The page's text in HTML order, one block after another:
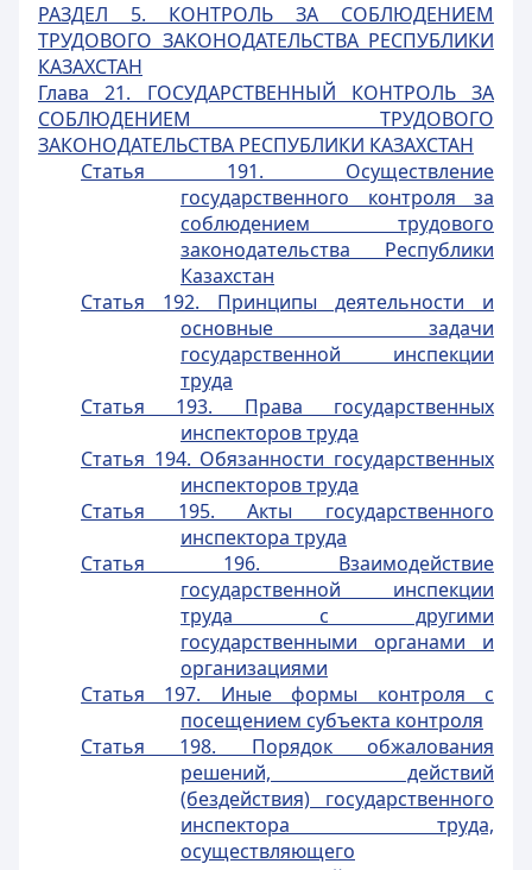
РАЗДЕЛ 5. КОНТРОЛЬ ЗА СОБЛЮДЕНИЕМ
ТРУДОВОГО ЗАКОНОДАТЕЛЬСТВА РЕСПУБЛИКИ
КАЗАХСТАН
Глава 21. ГОСУДАРСТВЕННЫЙ КОНТРОЛЬ ЗА
СОБЛЮДЕНИЕМ ТРУДОВОГО
ЗАКОНОДАТЕЛЬСТВА РЕСПУБЛИКИ КАЗАХСТАН
Статья 191. Осуществление
государственного контроля за
соблюдением трудового
законодательства Республики
Казахстан
Статья 192. Принципы деятельности и
основные задачи
государственной инспекции
труда
Статья 193. Права государственных
инспекторов труда
Статья 194. Обязанности государственных
инспекторов труда
Статья 195. Акты государственного
инспектора труда
Статья 196. Взаимодействие
государственной инспекции
труда с другими
государственными органами и
организациями
Статья 197. Иные формы контроля с
посещением субъекта контроля
Статья 198. Порядок обжалования
решений, действий
(бездействия) государственного
инспектора труда,
осуществляющего